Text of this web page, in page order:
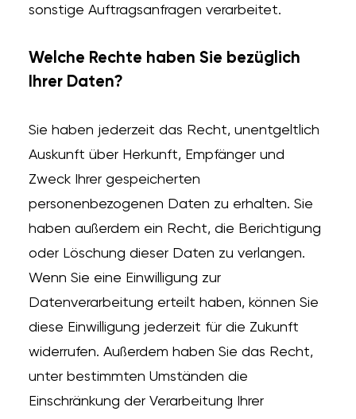
sonstige Auftragsanfragen verarbeitet.
Welche Rechte haben Sie bezüglich
Ihrer Daten?
Sie haben jederzeit das Recht, unentgeltlich
Auskunft über Herkunft, Empfänger und
Zweck Ihrer gespeicherten
personenbezogenen Daten zu erhalten. Sie
haben außerdem ein Recht, die Berichtigung
oder Löschung dieser Daten zu verlangen.
Wenn Sie eine Einwilligung zur
Datenverarbeitung erteilt haben, können Sie
diese Einwilligung jederzeit für die Zukunft
widerrufen. Außerdem haben Sie das Recht,
unter bestimmten Umständen die
Einschränkung der Verarbeitung Ihrer